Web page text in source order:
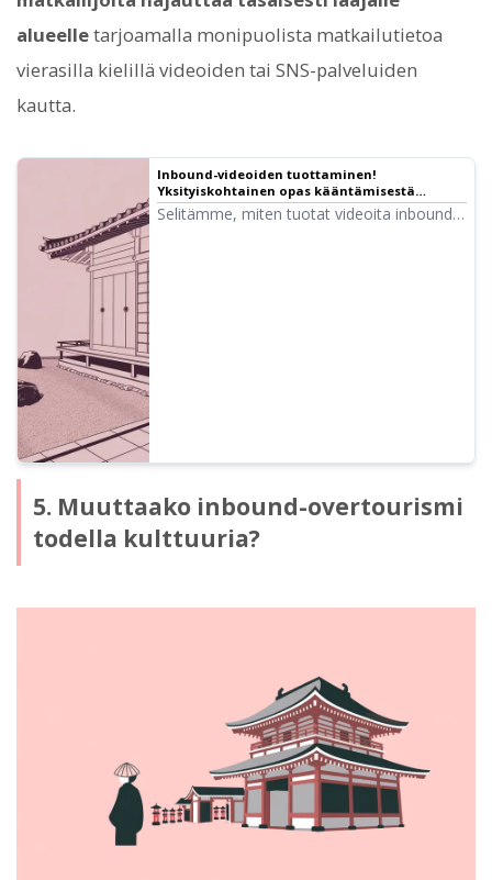
alueelletarjoamalla monipuolista matkailutietoa
vierasilla kielillä videoiden tai SNS-palveluiden
kautta.
Inbound-videoiden tuottaminen!
Yksityiskohtainen opas kääntämisestä
puheen luomiseen
Selitämme, miten tuotat videoita inbound-
5. Muuttaako inbound-overtourismi
todella kulttuuria?